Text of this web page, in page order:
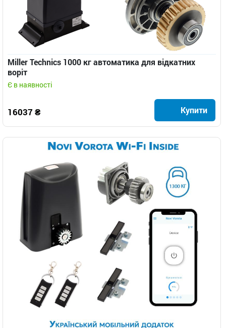
Miller Technics 1000 кг автоматика для відкатних
воріт
Є в наявності
16037 ₴ Купити